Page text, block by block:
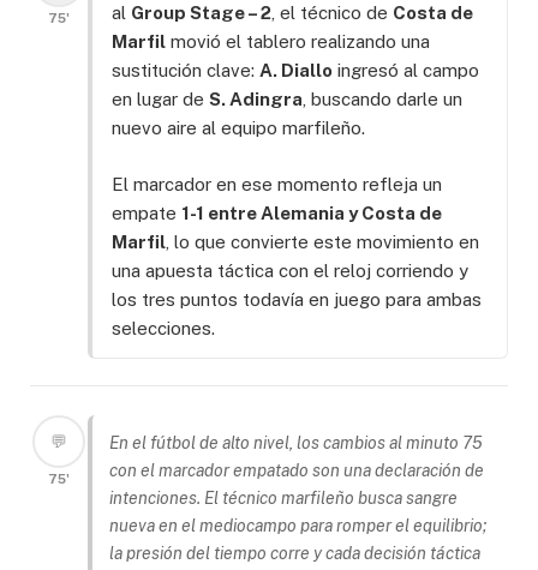
75'
al Group Stage – 2 , el técnico de Costa de
Marfil movió el tablero realizando una
sustitución clave: A. Diallo ingresó al campo
en lugar de S. Adingra , buscando darle un
nuevo aire al equipo marfileño.
El marcador en ese momento refleja un
empate 1-1 entre Alemania y Costa de
Marfil , lo que convierte este movimiento en
una apuesta táctica con el reloj corriendo y
los tres puntos todavía en juego para ambas
selecciones.
💬
75'
En el fútbol de alto nivel, los cambios al minuto 75
con el marcador empatado son una declaración de
intenciones. El técnico marfileño busca sangre
nueva en el mediocampo para romper el equilibrio;
la presión del tiempo corre y cada decisión táctica